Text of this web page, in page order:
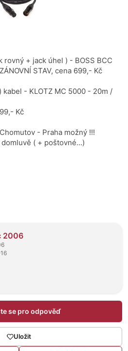
2006
se pro odpověď
Uložit
rovný + jack úhel ) - BOSS BCC
STAV, cena 699,- Kč
- KLOTZ MC 5000 - 20m /
Kč
- Praha možný !!!
( + poštovné...)